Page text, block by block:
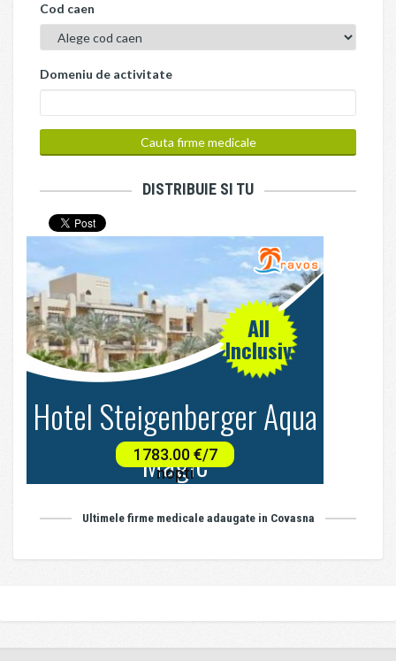
Cod caen
Domeniu de activitate
DISTRIBUIE SI TU
Ultimele firme medicale adaugate in Covasna